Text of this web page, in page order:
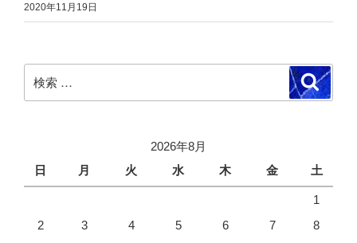
2020年11月19日
索:
検
索
2026年8月
日
月 火 水 木 金 土
1
2
3 4 5 6 7
8